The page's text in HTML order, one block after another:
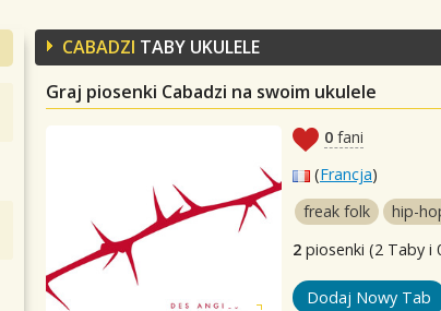
CABADZI TABY UKULELE
Graj piosenki Cabadzi na swoim ukulele
0 fani
(Francja)
freak folk
hip-
2 piosenki (2 Taby i
Dodaj Nowy Tab